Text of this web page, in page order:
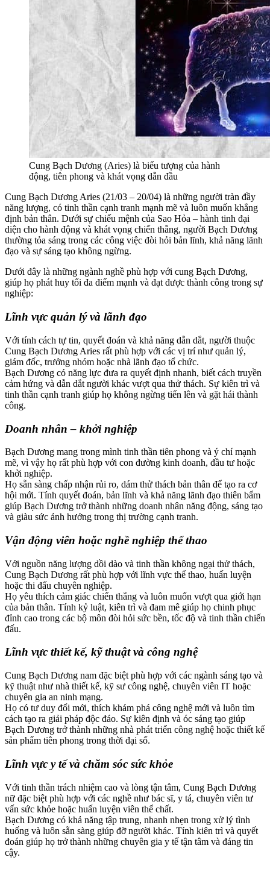
Cung Bạch Dương (Aries) là biểu tượng của hành
động, tiên phong và khát vọng dẫn đầu
Cung Bạch Dương Aries (21/03 – 20/04) là những người tràn đầy
năng lượng, có tinh thần cạnh tranh mạnh mẽ và luôn muốn khẳng
định bản thân. Dưới sự chiếu mệnh của Sao Hỏa – hành tinh đại
diện cho hành động và khát vọng chiến thắng, người Bạch Dương
thường tỏa sáng trong các công việc đòi hỏi bản lĩnh, khả năng lãnh
đạo và sự sáng tạo không ngừng.
Dưới đây là những ngành nghề phù hợp với cung Bạch Dương,
giúp họ phát huy tối đa điểm mạnh và đạt được thành công trong sự
nghiệp:
Lĩnh vực quản lý và lãnh đạo
Với tính cách tự tin, quyết đoán và khả năng dẫn dắt, người thuộc
Cung Bạch Dương Aries rất phù hợp với các vị trí như quản lý,
giám đốc, trưởng nhóm hoặc nhà lãnh đạo tổ chức.
Bạch Dương có năng lực đưa ra quyết định nhanh, biết cách truyền
cảm hứng và dẫn dắt người khác vượt qua thử thách. Sự kiên trì và
tinh thần cạnh tranh giúp họ không ngừng tiến lên và gặt hái thành
công.
Doanh nhân – khởi nghiệp
Bạch Dương mang trong mình tinh thần tiên phong và ý chí mạnh
mẽ, vì vậy họ rất phù hợp với con đường kinh doanh, đầu tư hoặc
khởi nghiệp.
Họ sẵn sàng chấp nhận rủi ro, dám thử thách bản thân để tạo ra cơ
hội mới. Tính quyết đoán, bản lĩnh và khả năng lãnh đạo thiên bẩm
giúp Bạch Dương trở thành những doanh nhân năng động, sáng tạo
và giàu sức ảnh hưởng trong thị trường cạnh tranh.
Vận động viên hoặc nghề nghiệp thể thao
Với nguồn năng lượng dồi dào và tinh thần không ngại thử thách,
Cung Bạch Dương rất phù hợp với lĩnh vực thể thao, huấn luyện
hoặc thi đấu chuyên nghiệp.
Họ yêu thích cảm giác chiến thắng và luôn muốn vượt qua giới hạn
của bản thân. Tính kỷ luật, kiên trì và đam mê giúp họ chinh phục
đỉnh cao trong các bộ môn đòi hỏi sức bền, tốc độ và tinh thần chiến
đấu.
Lĩnh vực thiết kế, kỹ thuật và công nghệ
Cung Bạch Dương nam đặc biệt phù hợp với các ngành sáng tạo và
kỹ thuật như nhà thiết kế, kỹ sư công nghệ, chuyên viên IT hoặc
chuyên gia an ninh mạng.
Họ có tư duy đổi mới, thích khám phá công nghệ mới và luôn tìm
cách tạo ra giải pháp độc đáo. Sự kiên định và óc sáng tạo giúp
Bạch Dương trở thành những nhà phát triển công nghệ hoặc thiết kế
sản phẩm tiên phong trong thời đại số.
Lĩnh vực y tế và chăm sóc sức khỏe
Với tinh thần trách nhiệm cao và lòng tận tâm, Cung Bạch Dương
nữ đặc biệt phù hợp với các nghề như bác sĩ, y tá, chuyên viên tư
vấn sức khỏe hoặc huấn luyện viên thể chất.
Bạch Dương có khả năng tập trung, nhanh nhẹn trong xử lý tình
huống và luôn sẵn sàng giúp đỡ người khác. Tính kiên trì và quyết
đoán giúp họ trở thành những chuyên gia y tế tận tâm và đáng tin
cậy.